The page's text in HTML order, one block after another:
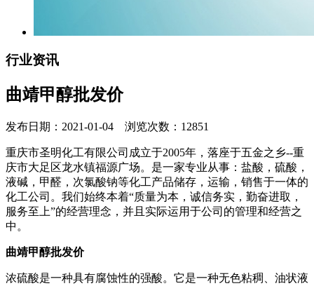
行业资讯
曲靖甲醇批发价
发布日期：2021-01-04 浏览次数：12851
重庆市圣明化工有限公司成立于2005年，落座于五金之乡--重
庆市大足区龙水镇福源广场。是一家专业从事：盐酸，硫酸，
液碱，甲醛，次氯酸钠等化工产品储存，运输，销售于一体的
化工公司。我们始终本着“质量为本，诚信务实，勤奋进取，
服务至上”的经营理念，并且实际运用于公司的管理和经营之
中。
曲靖甲醇批发价
浓硫酸是一种具有腐蚀性的强酸。它是一种无色粘稠、油状液